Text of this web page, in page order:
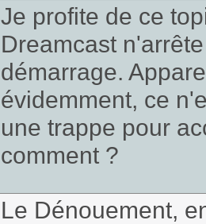
Je profite de ce
Dreamcast
démarrage.
évidemment, ce
une trappe pour
comment ?
Le Dénouement,